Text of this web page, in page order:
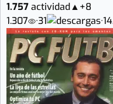
1.757actividad▲+8
1.307
·31 ·14